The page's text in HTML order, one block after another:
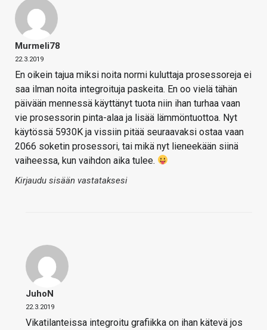
Murmeli78
22.3.2019
En oikein tajua miksi noita normi kuluttaja prosessoreja ei
saa ilman noita integroituja paskeita. En oo vielä tähän
päivään mennessä käyttänyt tuota niin ihan turhaa vaan
vie prosessorin pinta-alaa ja lisää lämmöntuottoa. Nyt
käytössä 5930K ja vissiin pitää seuraavaksi ostaa vaan
2066 soketin prosessori, tai mikä nyt lieneekään siinä
vaiheessa, kun vaihdon aika tulee.
Kirjaudu sisään vastataksesi
JuhoN
22.3.2019
Vikatilanteissa integroitu grafiikka on ihan kätevä jos